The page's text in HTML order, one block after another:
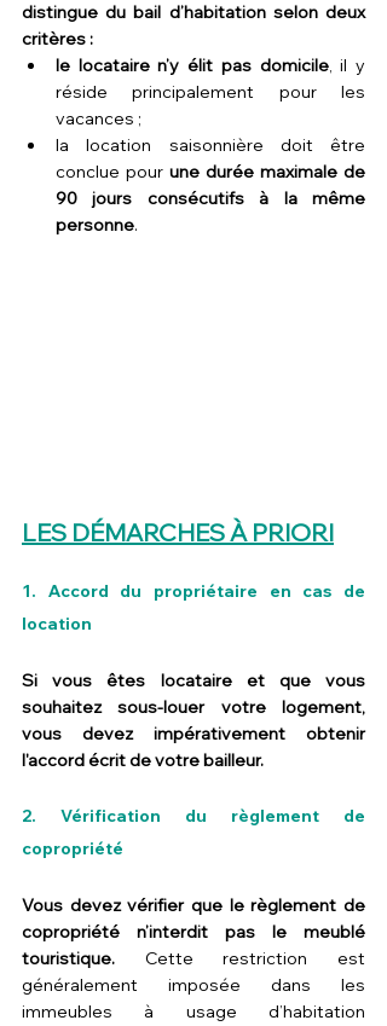
distingue du bail d’habitation selon deux
critères :
le locataire n’y élit pas domicile, il y
réside principalement pour les
vacances ;
la location saisonnière doit être
conclue pour une durée maximale de
90 jours consécutifs à la même
personne.
LES DÉMARCHES À PRIORI
1. Accord du propriétaire en cas de
location
Si vous êtes locataire et que vous
souhaitez sous-louer votre logement,
vous devez impérativement obtenir
l'accord écrit de votre bailleur.
2. Vérification du règlement de
copropriété
Vous devez vérifier que le règlement de
copropriété n’interdit pas le meublé
touristique. Cette restriction est
généralement imposée dans les
immeubles à usage d’habitation